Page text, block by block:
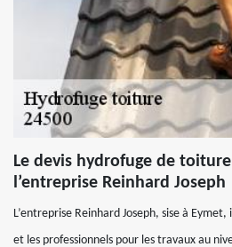
Le devis hydrofuge de
l’entreprise Reinhard Joseph
L’entreprise Reinhard Joseph, sise à
et les professionnels pour les travaux au